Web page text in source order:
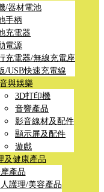
/器材電池
手柄
充電器
電源
充電器/無線充電座
/USB快速充電線
與娛樂
3D打印機
音響產品
影音線材及配件
顯示屏及配件
遊戲
及健康產品
產品
護理/美容產品